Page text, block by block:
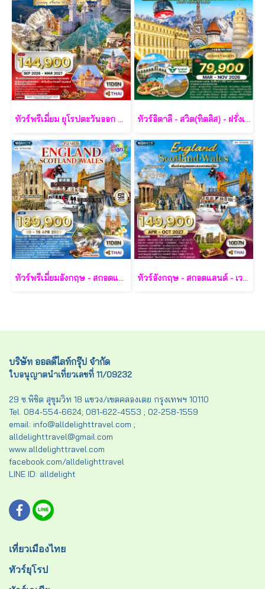
ทัวร์พรีเมี่ยม ยุโรปตะวันออก พักหมู่บ้านฮัลล์สตัทท์ 11วัน 8คืน - TG ทัวร์อิตาลี - สวิต(ทิตลิส) - ฝรั่งเศส 10 วัน -SV
ทัวร์พรีเมี่ยมอังกฤษ - สกอตแลนด์ -เวลล์ 11 วัน - TG ทัวร์อังกฤษ - สกอตแลนด์ - เวลส์ 10 วัน - TG
บริษัท ออลดีไลท์กรุ๊ป จำกัด
ใบอนุญาตนำเที่ยวเลขที่ 11/09232
29 ซ.พิชิต สุขุมวิท 18 แขวง/เขตคลองเตย กรุงเทพฯ 10110
Tel. 084-554-6624; 081-622-4553 ; 02-258-1559
email: info@alldelighttravel.com ;
alldelighttravel@gmail.com
www.alldelighttravel.com
facebook.com/alldelighttravel
LINE ID: alldelight
เที่ยวเมืองไทย
ทัวร์ยุโรป